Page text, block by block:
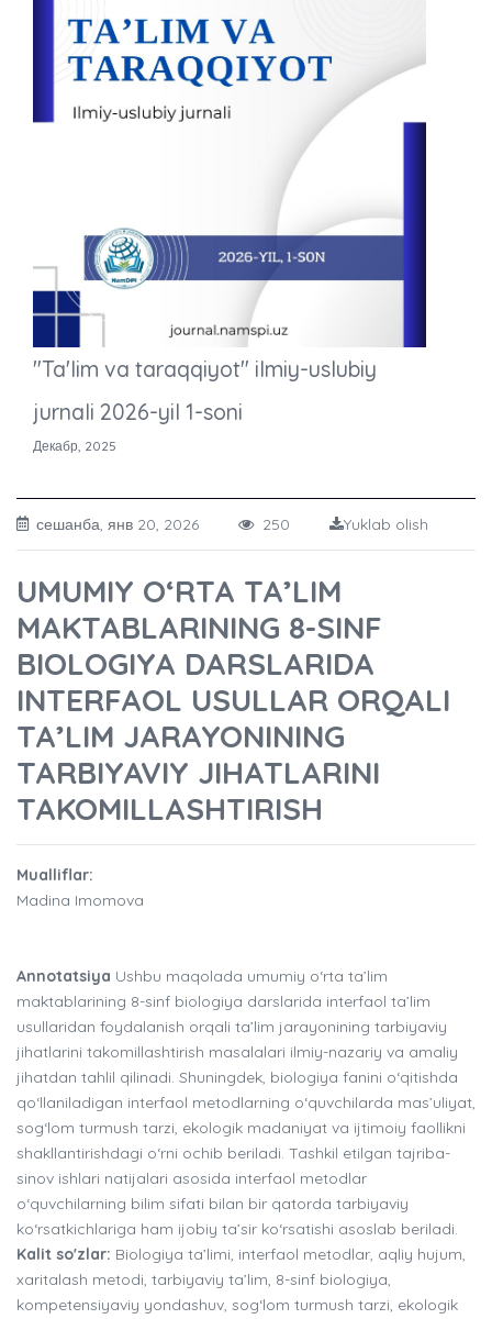
"Ta'lim va taraqqiyot" ilmiy-uslubiy
jurnali 2026-yil 1-soni
Декабр, 2025
сешанба, янв 20, 2026 250 Yuklab olish
UMUMIY O‘RTA TA’LIM
MAKTABLARINING 8-SINF
BIOLOGIYA DARSLARIDA
INTERFAOL USULLAR ORQALI
TA’LIM JARAYONINING
TARBIYAVIY JIHATLARINI
TAKOMILLASHTIRISH
Mualliflar:
Madina Imomova
Annotatsiya Ushbu maqolada umumiy o‘rta ta’lim
maktablarining 8-sinf biologiya darslarida interfaol ta’lim
usullaridan foydalanish orqali ta’lim jarayonining tarbiyaviy
jihatlarini takomillashtirish masalalari ilmiy-nazariy va amaliy
jihatdan tahlil qilinadi. Shuningdek, biologiya fanini o‘qitishda
qo‘llaniladigan interfaol metodlarning o‘quvchilarda mas’uliyat,
sog‘lom turmush tarzi, ekologik madaniyat va ijtimoiy faollikni
shakllantirishdagi o‘rni ochib beriladi. Tashkil etilgan tajriba-
sinov ishlari natijalari asosida interfaol metodlar
o‘quvchilarning bilim sifati bilan bir qatorda tarbiyaviy
ko‘rsatkichlariga ham ijobiy ta’sir ko‘rsatishi asoslab beriladi.
Kalit so'zlar: Biologiya ta’limi, interfaol metodlar, aqliy hujum,
xaritalash metodi, tarbiyaviy ta’lim, 8-sinf biologiya,
kompetensiyaviy yondashuv, sog‘lom turmush tarzi, ekologik